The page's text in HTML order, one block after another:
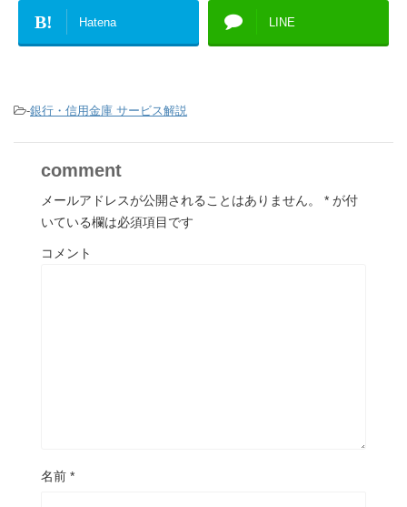
B! Hatena LINE
-銀行・信用金庫 サービス解説
comment
メールアドレスが公開されることはありません。 * が付
いている欄は必須項目です
コメント
名前 *